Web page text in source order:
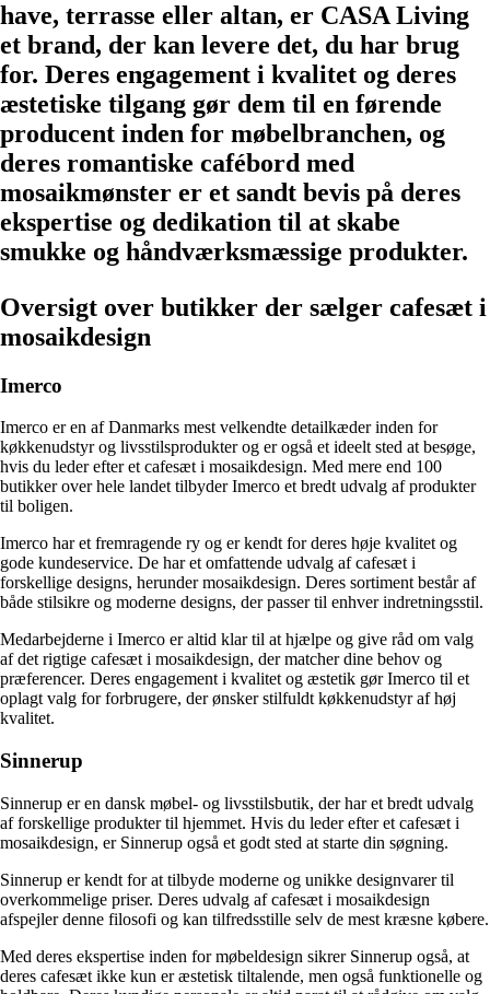
have, terrasse eller altan, er CASA Living
et brand, der kan levere det, du har brug
for. Deres engagement i kvalitet og deres
æstetiske tilgang gør dem til en førende
producent inden for møbelbranchen, og
deres romantiske cafébord med
mosaikmønster er et sandt bevis på deres
ekspertise og dedikation til at skabe
smukke og håndværksmæssige produkter.
Oversigt over butikker der sælger cafesæt i
mosaikdesign
Imerco
Imerco er en af Danmarks mest velkendte detailkæder inden for
køkkenudstyr og livsstilsprodukter og er også et ideelt sted at besøge,
hvis du leder efter et cafesæt i mosaikdesign. Med mere end 100
butikker over hele landet tilbyder Imerco et bredt udvalg af produkter
til boligen.
Imerco har et fremragende ry og er kendt for deres høje kvalitet og
gode kundeservice. De har et omfattende udvalg af cafesæt i
forskellige designs, herunder mosaikdesign. Deres sortiment består af
både stilsikre og moderne designs, der passer til enhver indretningsstil.
Medarbejderne i Imerco er altid klar til at hjælpe og give råd om valg
af det rigtige cafesæt i mosaikdesign, der matcher dine behov og
præferencer. Deres engagement i kvalitet og æstetik gør Imerco til et
oplagt valg for forbrugere, der ønsker stilfuldt køkkenudstyr af høj
kvalitet.
Sinnerup
Sinnerup er en dansk møbel- og livsstilsbutik, der har et bredt udvalg
af forskellige produkter til hjemmet. Hvis du leder efter et cafesæt i
mosaikdesign, er Sinnerup også et godt sted at starte din søgning.
Sinnerup er kendt for at tilbyde moderne og unikke designvarer til
overkommelige priser. Deres udvalg af cafesæt i mosaikdesign
afspejler denne filosofi og kan tilfredsstille selv de mest kræsne købere.
Med deres ekspertise inden for møbeldesign sikrer Sinnerup også, at
deres cafesæt ikke kun er æstetisk tiltalende, men også funktionelle og